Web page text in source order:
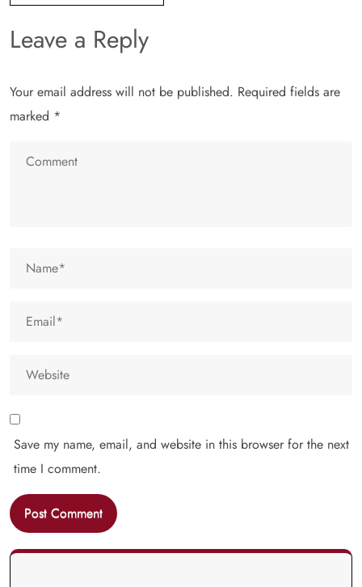
Leave a Reply
Your email address will not be published. Required fields are
marked *
Save my name, email, and website in this browser for the next
time I comment.